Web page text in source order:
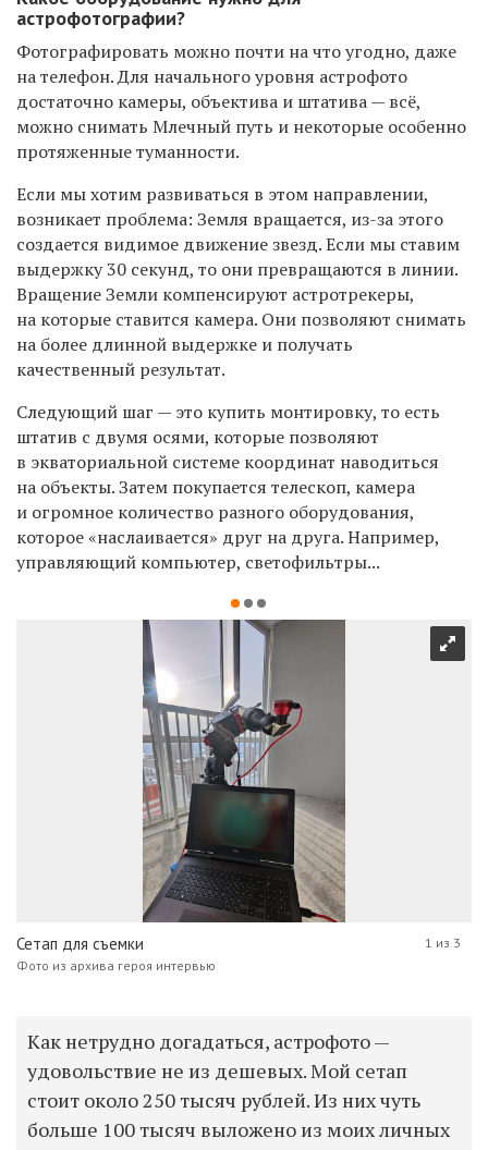
астрофотографии?
Фотографировать можно почти на что угодно, даже
на телефон. Для начального уровня астрофото
достаточно камеры, объектива и штатива — всё,
можно снимать Млечный путь и некоторые особенно
протяженные туманности.
Если мы хотим развиваться в этом направлении,
возникает проблема: Земля вращается, из-за этого
создается видимое движение звезд. Если мы ставим
выдержку 30 секунд, то они превращаются в линии.
Вращение Земли компенсируют астротрекеры,
на которые ставится камера. Они позволяют снимать
на более длинной выдержке и получать
качественный результат.
Следующий шаг — это купить монтировку, то есть
штатив с двумя осями, которые позволяют
в экваториальной системе координат наводиться
на объекты. Затем покупается телескоп, камера
и огромное количество разного оборудования,
которое «наслаивается» друг на друга. Например,
управляющий компьютер, светофильтры...
Сетап для съемки
Фото из архива героя интервью
1 из 3
Как нетрудно догадаться, астрофото —
удовольствие не из дешевых. Мой сетап
стоит около 250 тысяч рублей. Из них чуть
больше 100 тысяч выложено из моих личных